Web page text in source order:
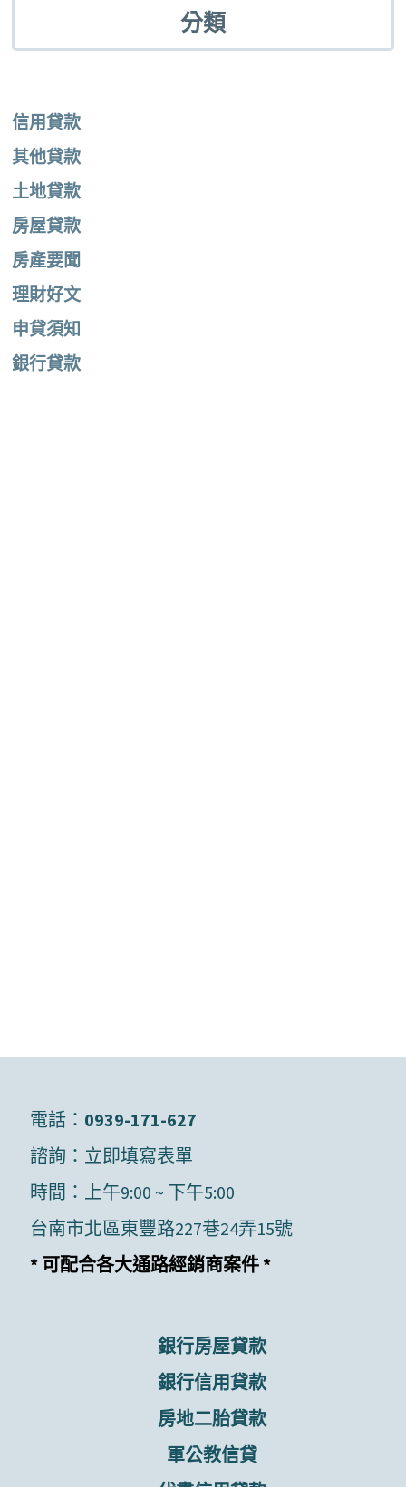
分類
信用貸款
其他貸款
土地貸款
房屋貸款
房產要聞
理財好文
申貸須知
銀行貸款
電話： 0939-171-627
諮詢： 立即填寫表單
時間：上午9:00 ~ 下午5:00
台南市北區東豐路227巷24弄15號
* 可配合各大通路經銷商案件 *
銀行房屋貸款
銀行信用貸款
房地二胎貸款
軍公教信貸